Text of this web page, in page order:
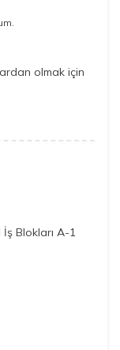
olmak için
Blokları A-1